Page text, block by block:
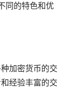
同的特色和优
加密货币的交
经验丰富的交